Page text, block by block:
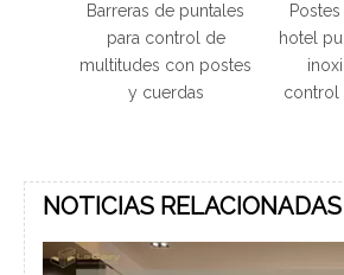
Barreras de puntales
para control de
multitudes con postes
y cuerdas
hotel
control
NOTICIAS RELACIONADAS